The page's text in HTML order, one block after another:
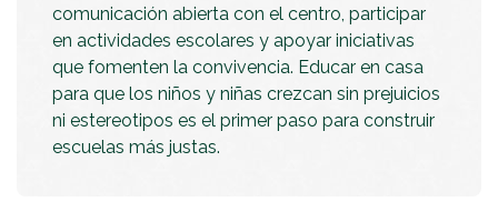
comunicación abierta con el centro, participar
en actividades escolares y apoyar iniciativas
que fomenten la convivencia. Educar en casa
para que los niños y niñas crezcan sin prejuicios
ni estereotipos es el primer paso para construir
escuelas más justas.